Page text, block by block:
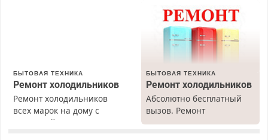
БЫТОВАЯ ТЕХНИКА
Ремонт холодильников
Ремонт холодильников
всех марок на дому с
гарантией. Замена
БЫТОВАЯ ТЕХНИКА
Ремонт холодильников
Абсолютно бесплатный
вызов. Ремонт
холодильников всех